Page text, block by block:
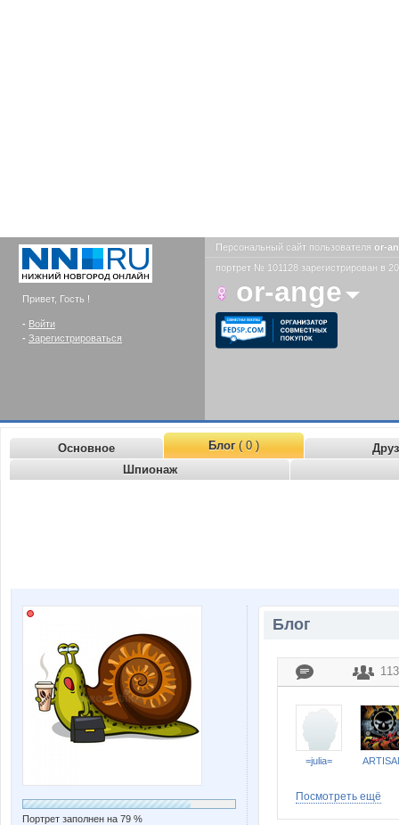
Привет, Гость !
- Войти
- Зарегистрироваться
Персональный сайт пользователя or-
портрет № 101128 зарегистрирован в
or-ange
Основное Блог( 0 )
Шпионаж
Портрет заполнен на 79 %
Блог
=julia=
Посмотреть ещё